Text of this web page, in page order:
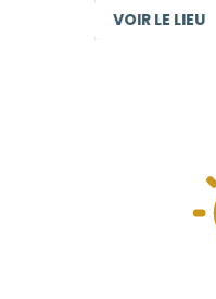
VOIR LE LIEU